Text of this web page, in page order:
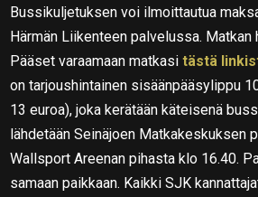
Bussikuljetuksen voi ilmoittautua
Härmän Liikenteen palvelussa. Matkan
Pääset varaamaan matkasi tästä
on tarjoushintainen sisäänpääsylippu
13 euroa), joka kerätään käteisenä
lähdetään Seinäjoen Matkakeskuksen
Wallsport Areenan pihasta klo 16.40.
samaan paikkaan. Kaikki SJK